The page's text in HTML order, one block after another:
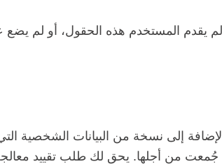
لم يقدم المستخدم هذه الحقول، أو لم
إلى نسخة من البيانات الشخصية
جُمعت من أجلها. يحق لك طلب تقييد